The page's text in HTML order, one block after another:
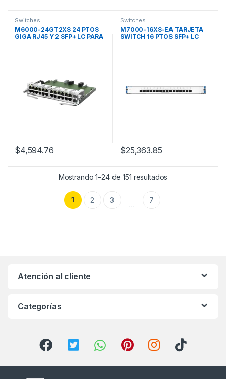
Switches
M6000-24GT2XS 24 PTOS
GIGA RJ45 Y 2 SFP+ LC PARA
$4,594.76
Switches
M7000-16XS-EA TARJETA
SWITCH 16 PTOS SFP+ LC
$25,363.85
Mostrando 1–24 de 151 resultados
1 2 3 … 7
Atención al cliente
Categorías